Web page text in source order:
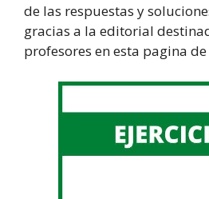
de las respuestas y
gracias a la editorial
profesores en esta pagina